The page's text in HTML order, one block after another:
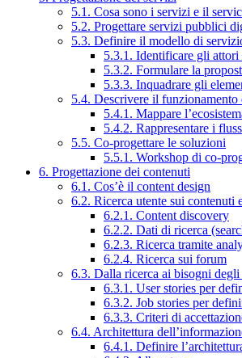
5.1. Cosa sono i servizi e il
5.2. Progettare servizi pubblici
5.3. Definire il modello di
5.3.1. Identificare gli
5.3.2. Formulare la
5.3.3. Inquadrare gli
5.4. Descrivere il funzionamento
5.4.1. Mappare
5.4.2. Rappresentare i
5.5. Co-progettare le soluzioni
5.5.1. Workshop di co-
6. Progettazione dei contenuti
6.1. Cos’è il content design
6.2. Ricerca utente sui contenuti
6.2.1. Content discovery
6.2.2. Dati di ricerca
6.2.3. Ricerca tramite
6.2.4. Ricerca sui forum
6.3. Dalla ricerca ai bisogni degli
6.3.1. User stories per
6.3.2. Job stories per
6.3.3. Criteri di
6.4. Architettura
6.4.1. Definire